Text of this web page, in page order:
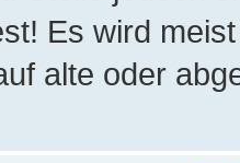
Es wird
alte oder